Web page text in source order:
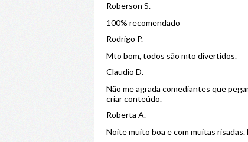
Roberson S.
100% recomendado
Rodrigo P.
Mto bom, todos são mto divertidos.
Claudio D.
Não me agrada comediantes que
criar conteúdo.
Roberta A.
Noite muito boa e com muitas risadas.